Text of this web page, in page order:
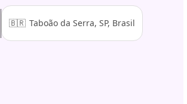
🇧🇷 Taboão da Serra, SP, Brasil